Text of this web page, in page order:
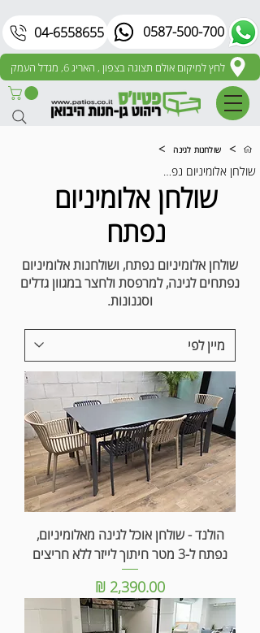
0587-500-700
04-6558655
לחץ למיקום אולם תצוגה בצפון , האריג 6, מגדל העמק
> שולחנות לגינה
>
שולחן אלומיניום נפתח
שולחן אלומיניום
נפתח
שולחן אלומיניום נפתח, ושולחנות אלומיניום
נפתחים לגינה, למרפסת ולחצר במגוון גדלים
וסגנונות.
הולנד - שולחן אוכל לגינה מאלומיניום,
נפתח ל-3 מטר חיתוך לייזר ללא חריצים
מחיר